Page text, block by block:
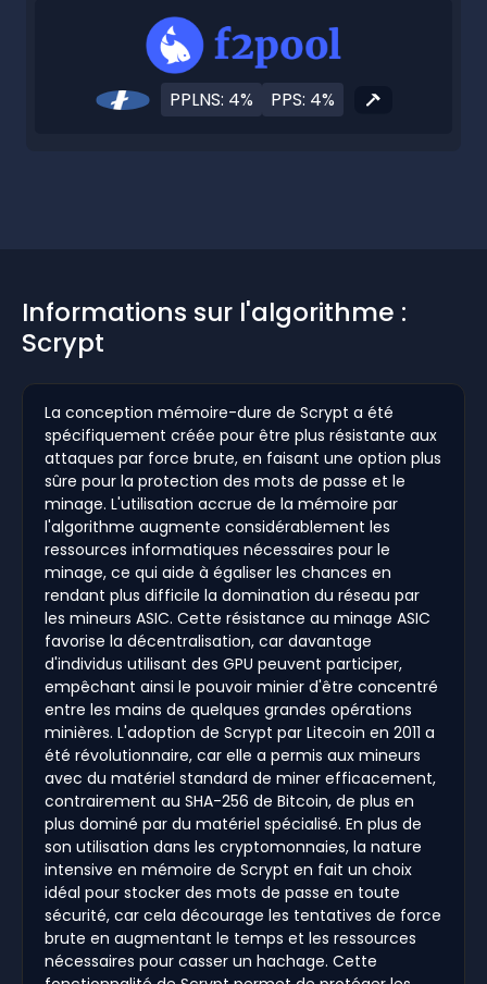
PPLNS: 4% PPS: 4%
Informations sur l'algorithme :
Scrypt
La conception mémoire-dure de Scrypt a été
spécifiquement créée pour être plus résistante aux
attaques par force brute, en faisant une option plus
sûre pour la protection des mots de passe et le
minage. L'utilisation accrue de la mémoire par
l'algorithme augmente considérablement les
ressources informatiques nécessaires pour le
minage, ce qui aide à égaliser les chances en
rendant plus difficile la domination du réseau par
les mineurs ASIC. Cette résistance au minage ASIC
favorise la décentralisation, car davantage
d'individus utilisant des GPU peuvent participer,
empêchant ainsi le pouvoir minier d'être concentré
entre les mains de quelques grandes opérations
minières. L'adoption de Scrypt par Litecoin en 2011 a
été révolutionnaire, car elle a permis aux mineurs
avec du matériel standard de miner efficacement,
contrairement au SHA-256 de Bitcoin, de plus en
plus dominé par du matériel spécialisé. En plus de
son utilisation dans les cryptomonnaies, la nature
intensive en mémoire de Scrypt en fait un choix
idéal pour stocker des mots de passe en toute
sécurité, car cela décourage les tentatives de force
brute en augmentant le temps et les ressources
nécessaires pour casser un hachage. Cette